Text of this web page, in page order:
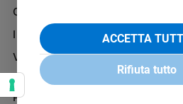
Società
valori
G-WEB
I LOVE ENGLISH JUNIOR
VITA PASTORALE
IL COOPERATORE
PAOLINO
ACCETTA
Rifiuta tutto